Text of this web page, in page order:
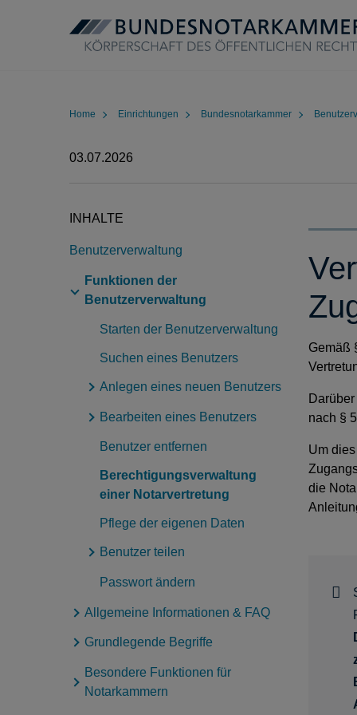
Home Einrichtungen Bundesnotarkammer
03.07.2026
INHALTE
Benutzerverwaltung
Funktionen der
Benutzerverwaltung
Starten der Benutzerverwaltung
Suchen eines Benutzers
Anlegen eines neuen Benutzers
Anlegen eines neuen
Aufsichtsbehörde
Bearbeiten eines Benutzers
Bearbeiten der
eines Benutzers
Berechtigungen eines
Benutzers
Bearbeiten der Kontodaten
Benutzer entfernen
Berechtigungsverwaltung
einer Notarvertretung
Pflege der eigenen Daten
Benutzer teilen
Benutzer teilen
Benutzer teilen für
Passwort ändern
Allgemeine Informationen & FAQ
Erklärfilme
Schritt-für-Schritt-Anleitung für
Notarinnen und Notare
Grundlegende Begriffe
Glossar
Besondere Funktionen für
Notarkammern
Gemäß
nach §
Um
die